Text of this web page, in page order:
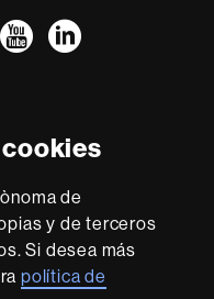
de
y de terceros
Si desea más
política de
Youtube
LinkedIn
Excellence
Research
-
Euraxess
de